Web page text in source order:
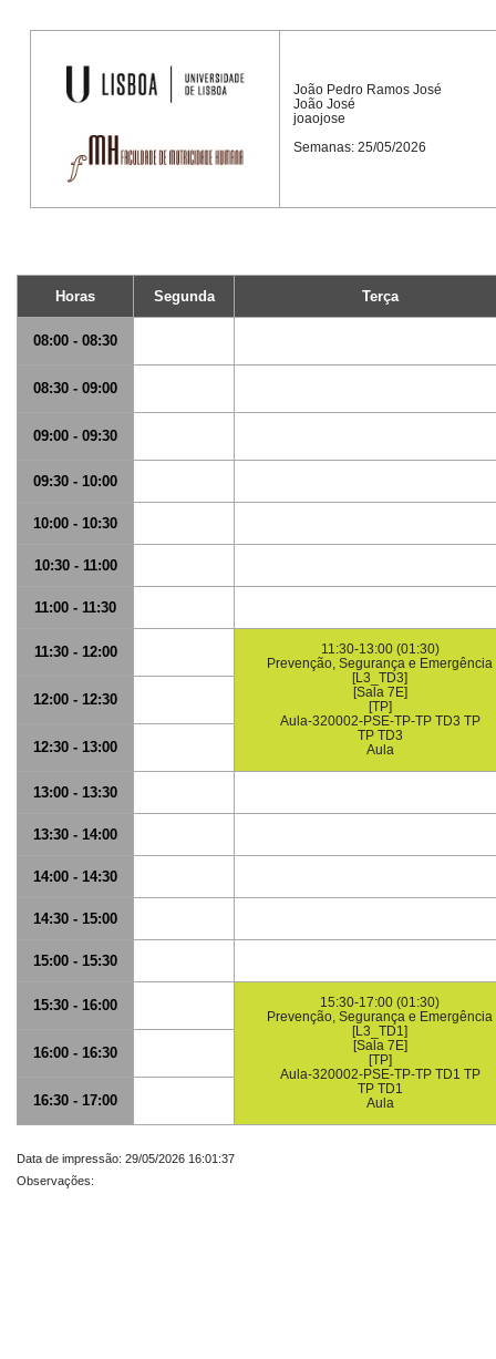
João Pedro Ramos José
João José
joaojose
Semanas: 25/05/2026
Horas Segunda Terça
08:00 - 08:30
08:30 - 09:00
09:00 - 09:30
09:30 - 10:00
10:00 - 10:30
10:30 - 11:00
11:00 - 11:30
11:30 - 12:00
11:30-13:00 (01:30)
Prevenção, Segurança e Emergência
[L3_TD3]
[Sala 7E]
[TP]
Aula-320002-PSE-TP-TP TD3 TP
TP TD3
Aula
12:00 - 12:30
12:30 - 13:00
13:00 - 13:30
13:30 - 14:00
14:00 - 14:30
14:30 - 15:00
15:00 - 15:30
15:30 - 16:00
15:30-17:00 (01:30)
Prevenção, Segurança e Emergência
[L3_TD1]
[Sala 7E]
[TP]
Aula-320002-PSE-TP-TP TD1 TP
TP TD1
Aula
16:00 - 16:30
16:30 - 17:00
Data de impressão: 29/05/2026 16:01:37
Observações: